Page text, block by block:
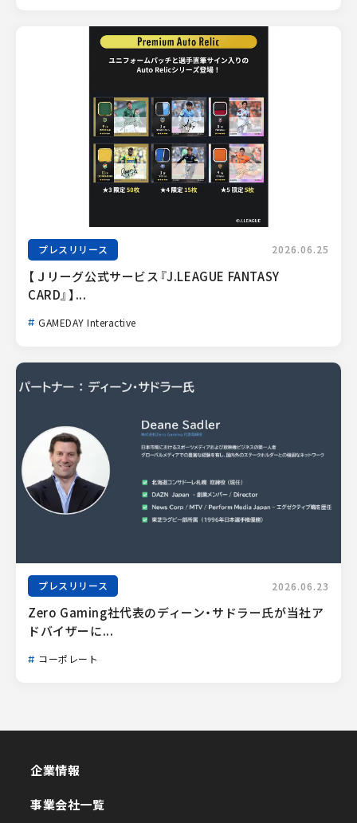
プレスリリース 2026.06.25
【Ｊリーグ公式サービス『J.LEAGUE FANTASY
CARD』】...
GAMEDAY Interactive
プレスリリース 2026.06.23
Zero Gaming社代表のディーン・サドラー氏が当社ア
ドバイザーに...
コーポレート
企業情報
事業会社一覧